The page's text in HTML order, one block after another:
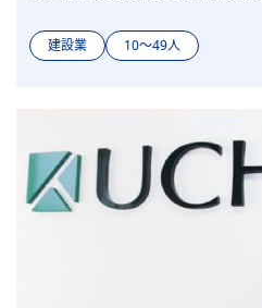
建設業 10〜49人